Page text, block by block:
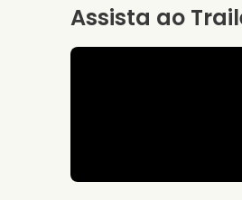
Assista ao